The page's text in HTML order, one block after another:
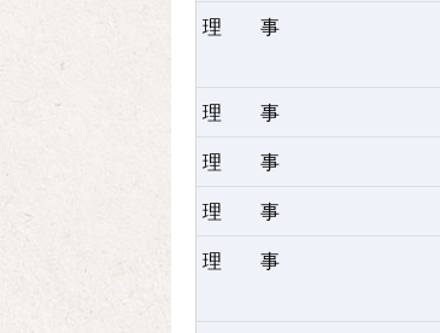
理 事
理 事
理 事
理 事
理 事